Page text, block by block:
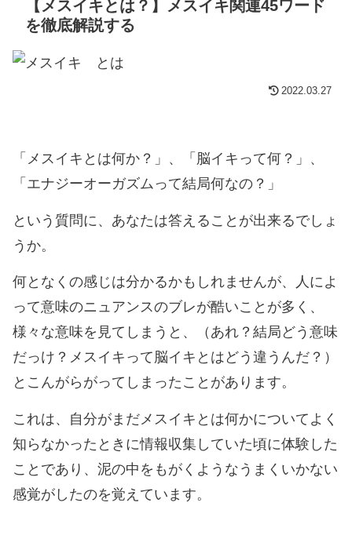
【メスイキとは？】メスイキ関連45ワード
を徹底解説する
2022.03.27
「メスイキとは何か？」、「脳イキって何？」、
「エナジーオーガズムって結局何なの？」
という質問に、あなたは答えることが出来るでしょ
うか。
何となくの感じは分かるかもしれませんが、人によ
って意味のニュアンスのブレが酷いことが多く、
様々な意味を見てしまうと、（あれ？結局どう意味
だっけ？メスイキって脳イキとはどう違うんだ？）
とこんがらがってしまったことがあります。
これは、自分がまだメスイキとは何かについてよく
知らなかったときに情報収集していた頃に体験した
ことであり、泥の中をもがくようなうまくいかない
感覚がしたのを覚えています。